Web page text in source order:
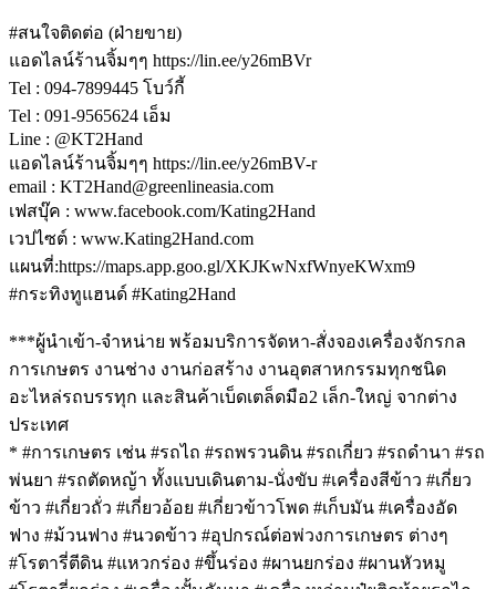
#สนใจติดต่อ (ฝ่ายขาย)
แอดไลน์ร้านจิ้มๆๆ https://lin.ee/y26mBVr
Tel : 094-7899445 โบว์กี้
Tel : 091-9565624 เอ็ม
Line : @KT2Hand
แอดไลน์ร้านจิ้มๆๆ https://lin.ee/y26mBV-r
email : KT2Hand@greenlineasia.com
เฟสบุ๊ค : www.facebook.com/Kating2Hand
เวปไซต์ : www.Kating2Hand.com
แผนที่:https://maps.app.goo.gl/XKJKwNxfWnyeKWxm9
#กระทิงทูแฮนด์ #Kating2Hand
***ผู้นำเข้า-จำหน่าย พร้อมบริการจัดหา-สั่งจองเครื่องจักรกล
การเกษตร งานช่าง งานก่อสร้าง งานอุตสาหกรรมทุกชนิด
อะไหล่รถบรรทุก และสินค้าเบ็ดเตล็ดมือ2 เล็ก-ใหญ่ จากต่าง
ประเทศ
* #การเกษตร เช่น #รถไถ #รถพรวนดิน #รถเกี่ยว #รถดำนา #รถ
พ่นยา #รถตัดหญ้า ทั้งแบบเดินตาม-นั่งขับ #เครื่องสีข้าว #เกี่ยว
ข้าว #เกี่ยวถั่ว #เกี่ยวอ้อย #เกี่ยวข้าวโพด #เก็บมัน #เครื่องอัด
ฟาง #ม้วนฟาง #นวดข้าว #อุปกรณ์ต่อพ่วงการเกษตร ต่างๆ
#โรตารี่ตีดิน #แหวกร่อง #ขึ้นร่อง #ผานยกร่อง #ผานหัวหมู